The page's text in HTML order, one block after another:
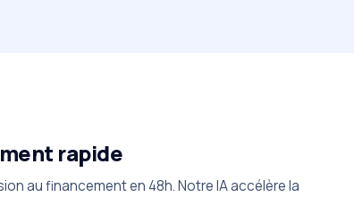
rapide
au financement en 48h. Notre IA accélère la